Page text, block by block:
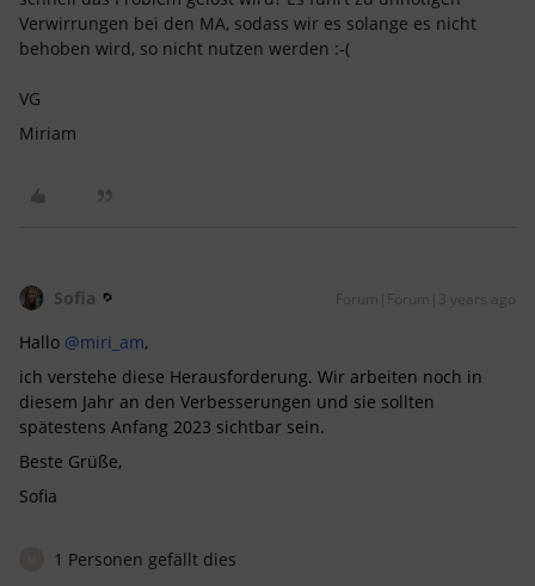
Verwirrungen bei den MA, sodass wir es solange es nicht
behoben wird, so nicht nutzen werden :-(
VG
Miriam
Sofia Forum|Forum|3 years ago
Hallo @miri_am,
ich verstehe diese Herausforderung. Wir arbeiten noch in
diesem Jahr an den Verbesserungen und sie sollten
spätestens Anfang 2023 sichtbar sein.
Beste Grüße,
Sofia
1 Personen gefällt dies